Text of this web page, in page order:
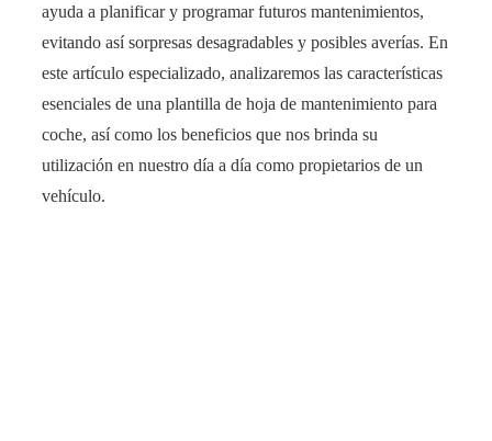
ayuda a planificar y programar futuros mantenimientos,
evitando así sorpresas desagradables y posibles averías. En
este artículo especializado, analizaremos las características
esenciales de una plantilla de hoja de mantenimiento para
coche, así como los beneficios que nos brinda su
utilización en nuestro día a día como propietarios de un
vehículo.